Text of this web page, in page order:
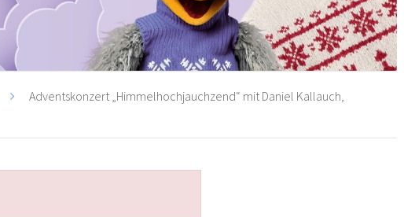
Adventskonzert „Himmelhochjauchzend“ mit Daniel Kallauch,